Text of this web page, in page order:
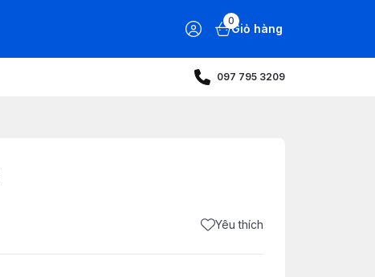
0
Giỏ hàng
097 795 3209
Yêu thích